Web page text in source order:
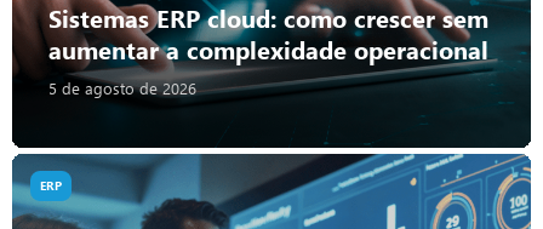
Sistemas ERP cloud: como crescer sem
aumentar a complexidade operacional
5 de agosto de 2026
ERP